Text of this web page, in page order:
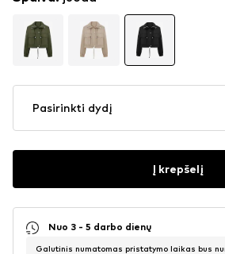
Pasirinkti dydį
Į krepšelį
Nuo 3 - 5 darbo dienų
Galutinis numatomas pristatymo laikas bus